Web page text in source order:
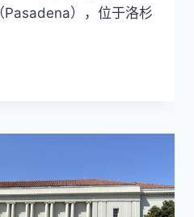
），位于洛杉